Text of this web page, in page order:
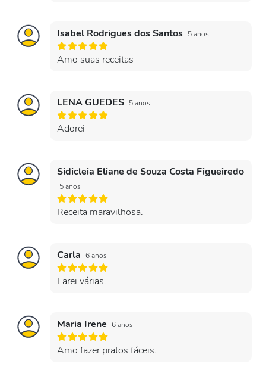
Isabel Rodrigues dos Santos 5 anos
Amo suas receitas
LENA GUEDES 5 anos
Adorei
Sidicleia Eliane de Souza Costa Figueiredo
5 anos
Receita maravilhosa.
Carla 6 anos
Farei várias.
Maria Irene 6 anos
Amo fazer pratos fáceis.